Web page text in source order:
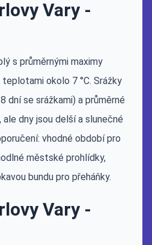
Vary -
s průměrnými maximy
okolo 7 °C. Srážky
dní se srážkami) a průměrné
dny jsou delší a slunečné
vhodné období pro
městské prohlídky,
bundu pro přeháňky.
Vary -